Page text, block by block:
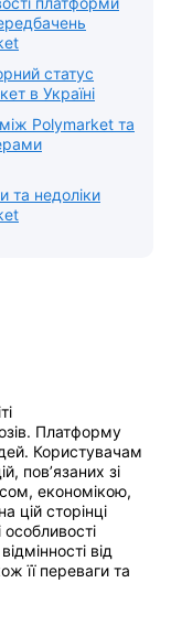
статус
в Україні
Polymarket та
та недоліки
Платформу
Користувачам
пов’язаних зі
економікою,
цій сторінці
від
її переваги та